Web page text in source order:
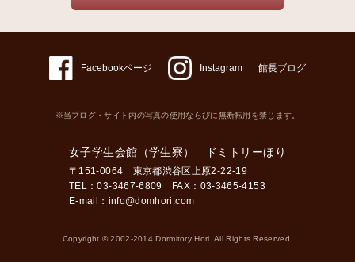
Facebookページ Instagram 館長ブログ
※当ブログ・サイト内の写真の使用ならびに無断転用を禁じます。
女子学生会館（学生寮） ドミトリーほり
〒151-0064 東京都渋谷区上原2-22-19
TEL：03-3467-6809 FAX：03-3465-4153
E-mail： info@domhori.com
Copyright © 2002-2014 Dormitory Hori. All Rights Reserved.